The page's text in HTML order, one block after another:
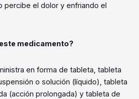
percibe el dolor y enfriando el
medicamento?
en forma de tableta, tableta
o solución (líquido), tableta
(acción prolongada) y tableta de